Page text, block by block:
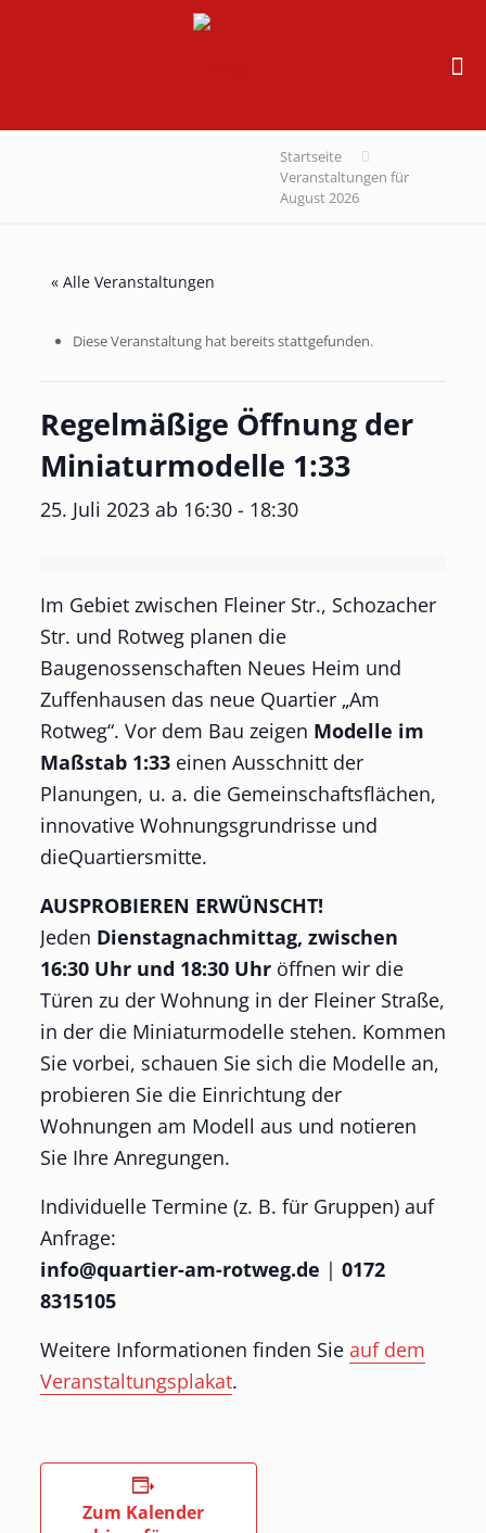
Startseite
Veranstaltungen für
August 2026
« Alle Veranstaltungen
Diese Veranstaltung hat bereits stattgefunden.
Regelmäßige Öffnung der
Miniaturmodelle 1:33
25. Juli 2023 ab 16:30- 18:30
Im Gebiet zwischen Fleiner Str., Schozacher
Str. und Rotweg planen die
Baugenossenschaften Neues Heim und
Zuffenhausen das neue Quartier „Am
Rotweg“. Vor dem Bau zeigen Modelle im
Maßstab 1:33einen Ausschnitt der
Planungen, u. a. die Gemeinschaftsflächen,
innovative Wohnungsgrundrisse und
dieQuartiersmitte.
AUSPROBIEREN ERWÜNSCHT!
Jeden Dienstagnachmittag, zwischen
16:30 Uhr und 18:30 Uhröffnen wir die
Türen zu der Wohnung in der Fleiner Straße,
in der die Miniaturmodelle stehen. Kommen
Sie vorbei, schauen Sie sich die Modelle an,
probieren Sie die Einrichtung der
Wohnungen am Modell aus und notieren
Sie Ihre Anregungen.
Individuelle Termine (z. B. für Gruppen) auf
Anfrage:
info@quartier-am-rotweg.de | 0172
8315105
Weitere Informationen finden Sie auf dem
Veranstaltungsplakat.
Zum Kalender